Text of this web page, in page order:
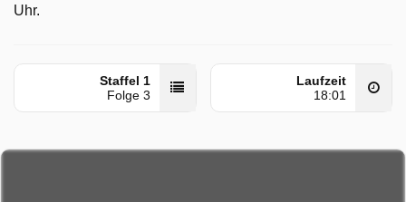
Uhr.
Staffel 1
Folge 3
Laufzeit
18:01